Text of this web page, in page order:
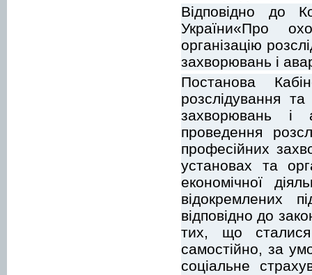
Відповідно до
України«Про
організацію
захворювань і
Постанова
розслідування
захворювань і
проведення
професійних
установах та
економічної
відокремлених
відповідно до
тих, що
самостійно, за
соціальне